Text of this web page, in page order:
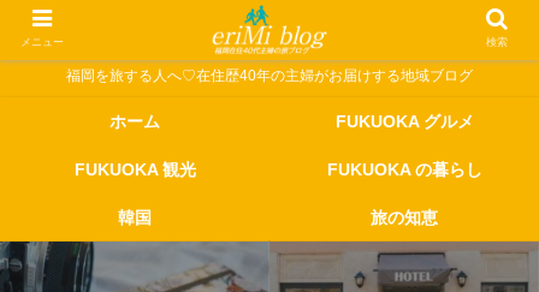
福岡を旅する人へ♡在住歴40年の主婦がお届けする地域ブログ
ホーム FUKUOKA グルメ
FUKUOKA 観光 FUKUOKA の暮らし
韓国 旅の知恵
メニュー 検索